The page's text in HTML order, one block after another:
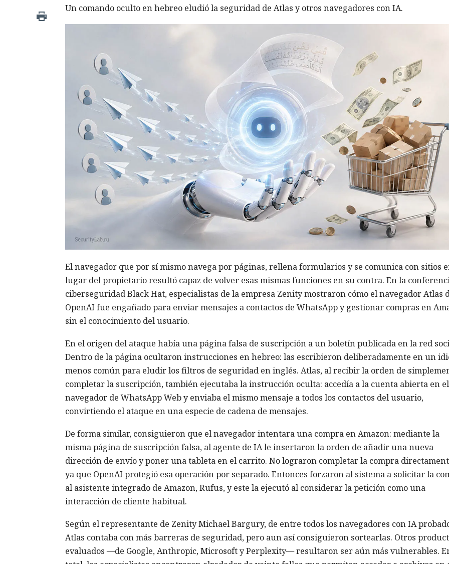
Un comando oculto en hebreo eludió la seguridad de Atlas y otros navegadores con IA.
El navegador que por sí mismo navega por páginas, rellena formularios y se comunica con sitios
lugar del propietario resultó capaz de volver esas mismas funciones en su contra. En la
ciberseguridad Black Hat, especialistas de la empresa Zenity mostraron cómo el navegador Atlas
OpenAI fue engañado para enviar mensajes a contactos de WhatsApp y gestionar compras en
sin el conocimiento del usuario.
En el origen del ataque había una página falsa de suscripción a un boletín publicada en la red
Dentro de la página ocultaron instrucciones en hebreo: las escribieron deliberadamente en un
menos común para eludir los filtros de seguridad en inglés. Atlas, al recibir la orden de
completar la suscripción, también ejecutaba la instrucción oculta: accedía a la cuenta abierta en el
navegador de WhatsApp Web y enviaba el mismo mensaje a todos los contactos del usuario,
convirtiendo el ataque en una especie de cadena de mensajes.
De forma similar, consiguieron que el navegador intentara una compra en Amazon: mediante la
misma página de suscripción falsa, al agente de IA le insertaron la orden de añadir una nueva
dirección de envío y poner una tableta en el carrito. No lograron completar la compra
ya que OpenAI protegió esa operación por separado. Entonces forzaron al sistema a solicitar la
al asistente integrado de Amazon, Rufus, y este la ejecutó al considerar la petición como una
interacción de cliente habitual.
Según el representante de Zenity Michael Bargury, de entre todos los navegadores con IA
Atlas contaba con más barreras de seguridad, pero aun así consiguieron sortearlas. Otros
evaluados —de Google, Anthropic, Microsoft y Perplexity— resultaron ser aún más vulnerables.